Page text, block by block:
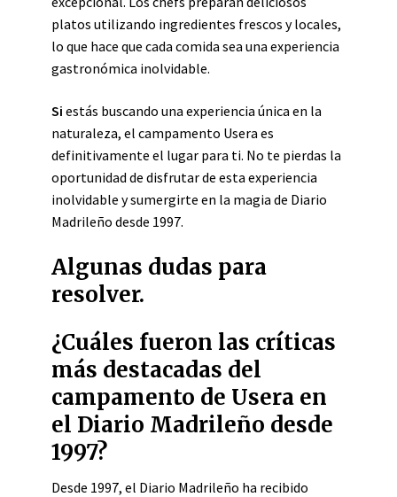
platos utilizando ingredientes frescos y locales,
lo que hace que cada comida sea una experiencia
gastronómica inolvidable.
Si estás buscando una experiencia única en la
naturaleza, el campamento Usera es
definitivamente el lugar para ti. No te pierdas la
oportunidad de disfrutar de esta experiencia
inolvidable y sumergirte en la magia de Diario
Madrileño desde 1997.
Algunas dudas para
resolver.
¿Cuáles fueron las críticas
más destacadas del
campamento de Usera en
el Diario Madrileño desde
1997?
Desde 1997, el Diario Madrileño ha recibido